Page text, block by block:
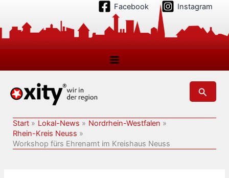
springen
Facebook Instagram
Suchen
Start Lokal-News
Nordrhein-Westfalen
Rhein-Kreis Neuss
Workshop fürs Ehrenamt im Kreishaus Neuss